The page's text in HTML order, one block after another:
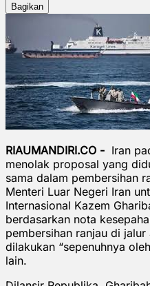
Bagikan
RIAUMANDIRI.CO - Iran
menolak proposal yang
sama dalam pembersihan
Menteri Luar Negeri Iran
Internasional Kazem
berdasarkan nota
pembersihan ranjau di
dilakukan “sepenuhnya
lain.